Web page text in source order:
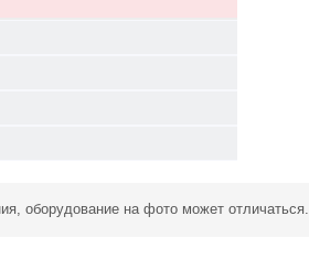
оборудование на фото может отличаться.